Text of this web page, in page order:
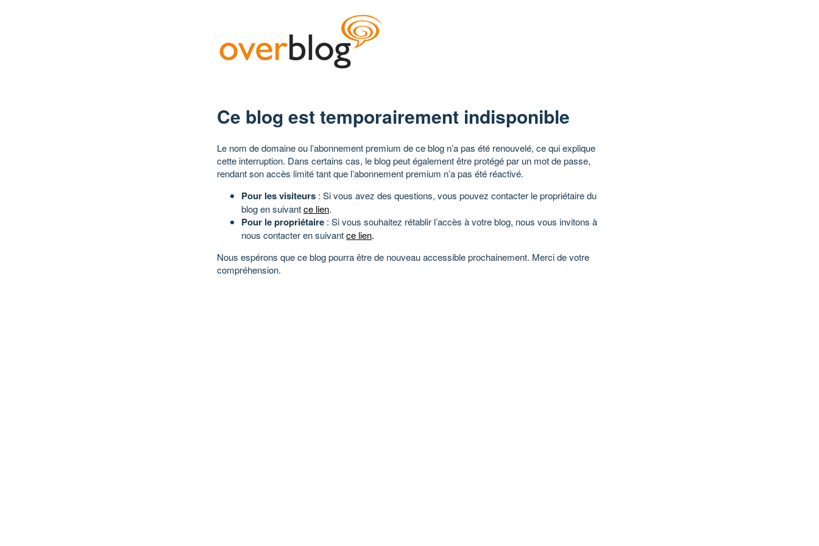
Ce blog est temporairement indisponible
Le nom de domaine ou l’abonnement premium de ce blog n’a pas été renouvelé, ce qui explique
cette interruption. Dans certains cas, le blog peut également être protégé par un mot de passe,
rendant son accès limité tant que l’abonnement premium n’a pas été réactivé.
Pour les visiteurs : Si vous avez des questions, vous pouvez contacter le propriétaire du
blog en suivantce lien.
Pour le propriétaire : Si vous souhaitez rétablir l’accès à votre blog, nous vous invitons à
nous contacter en suivantce lien.
Nous espérons que ce blog pourra être de nouveau accessible prochainement. Merci de votre
compréhension.